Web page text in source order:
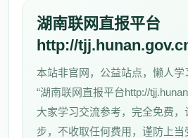
湖南联网直报平台
http://
本站非官网，公益站点，懒人
“湖南联网直报平台http://
大家学习交流参考，完全免费
步，不收取任何费用，谨防上当